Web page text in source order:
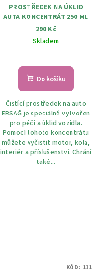
PROSTŘEDEK NA ÚKLID
AUTA KONCENTRÁT 250 ML
290 Kč
Skladem
Do košíku
Čistící prostředek na auto
ERSAĞ je speciálně vytvořen
pro péči a úklid vozidla.
Pomocí tohoto koncentrátu
můžete vyčistit motor, kola,
interiér a příslušenství. Chrání
také...
KÓD: 111